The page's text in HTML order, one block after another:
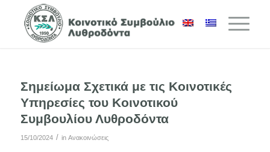
Σημείωμα Σχετικά με τις Κοινοτικές
Υπηρεσίες του Κοινοτικού
Συμβουλίου Λυθροδόντα
15/10/2024 / in Ανακοινώσεις